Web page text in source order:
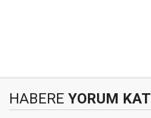
HABERE YORUM KAT